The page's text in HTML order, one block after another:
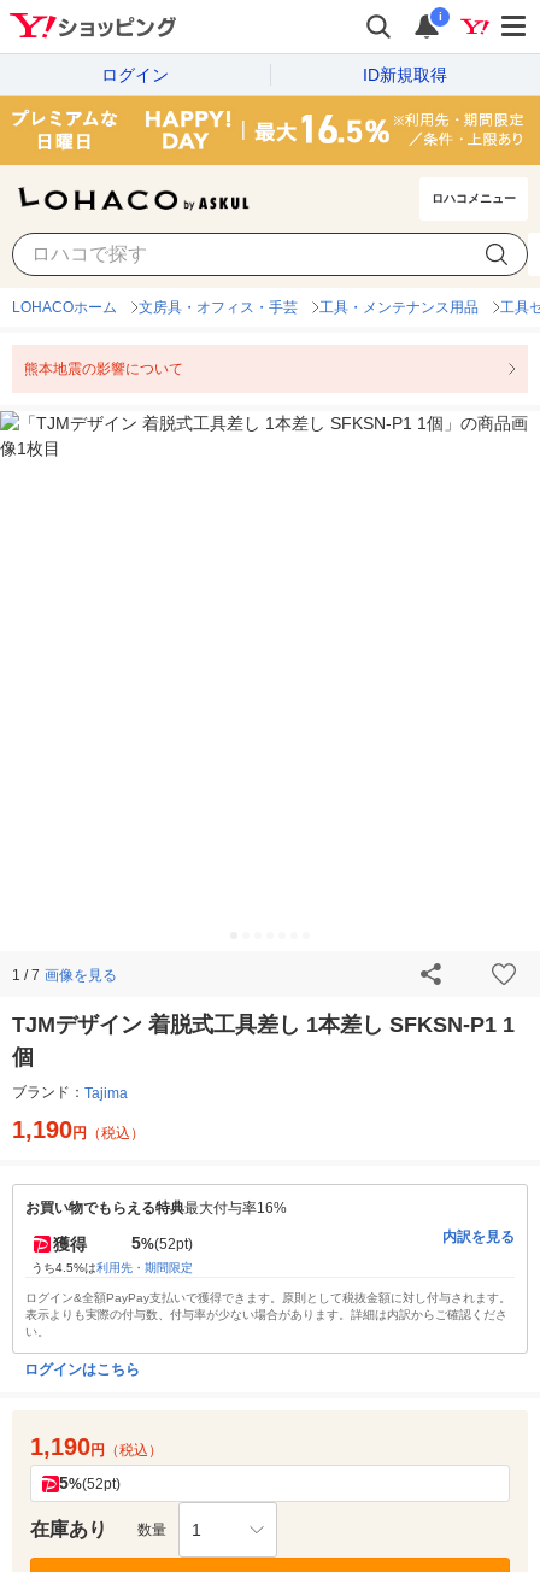
i
ログイン ID新規取得
ロハコメニュー
LOHACOホーム 文房具・オフィス・手芸 工具・メンテナンス用品 工具
熊本地震の影響について
1 / 7 画像を見る
TJMデザイン 着脱式工具差し 1本差し SFKSN-P1 1
個
ブランド： Tajima
1,190円 （税込）
お買い物でもらえる特典最大付与率16%
獲得 5%(52pt)
うち4.5%は利用先・期間限定
内訳を見る
ログイン&全額PayPay支払いで獲得できます。原則として税抜金額に対し付与されます。
表示よりも実際の付与数、付与率が少ない場合があります。詳細は内訳からご確認くださ
い。
ログインはこちら
1,190円 （税込）
5%(52pt)
在庫あり 数量 1